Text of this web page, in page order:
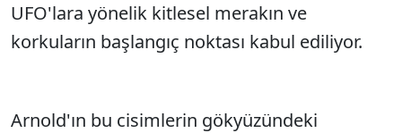
UFO'lara yönelik kitlesel merakın ve
korkuların başlangıç noktası kabul ediliyor.
Arnold'ın bu cisimlerin gökyüzündeki